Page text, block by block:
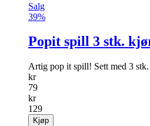
Salg
39%
Popit spill 3 stk.
Artig pop it spill! Sett med 3
kr
79
kr
129
Kjøp